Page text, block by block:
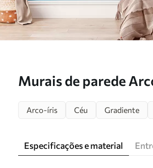
Murais de parede
Arco-íris Céu Gradiente
Especificações e material